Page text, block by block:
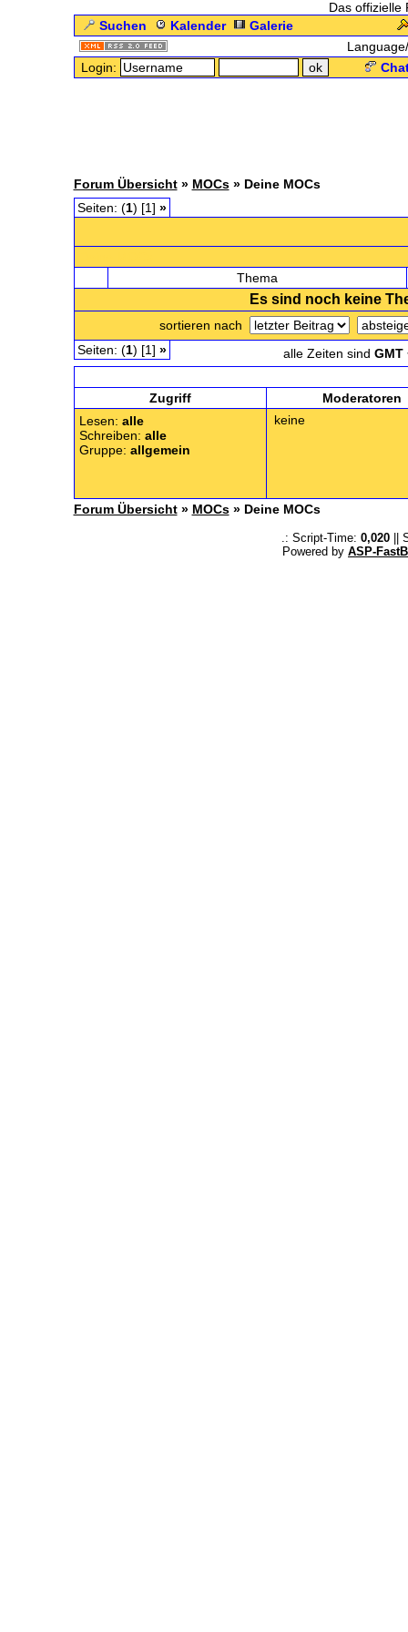
Das offizielle
Suchen
Kalender
Galerie
Login:
Forum Übersicht » MOCs » Deine MOCs
Seiten: (1) [1] »
Thema
Es sind noch keine
sortieren nach
Seiten: (1) [1] » alle Zeiten sind GMT
Zugriff
Moderatoren
Lesen: alle
Schreiben: alle
Gruppe: allgemein
keine
Forum Übersicht » MOCs » Deine MOCs
.: Script-Time: 0,020||
Powered by ASP-